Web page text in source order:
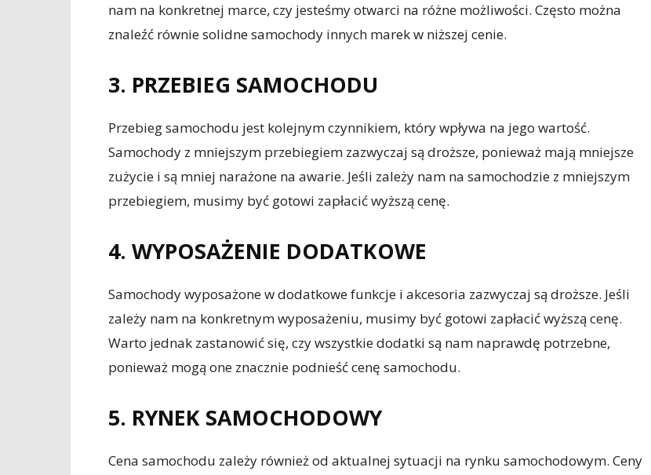
nam na konkretnej marce, czy jesteśmy otwarci na różne możliwości. Często można
znaleźć równie solidne samochody innych marek w niższej cenie.
3. PRZEBIEG SAMOCHODU
Przebieg samochodu jest kolejnym czynnikiem, który wpływa na jego wartość.
Samochody z mniejszym przebiegiem zazwyczaj są droższe, ponieważ mają mniejsze
zużycie i są mniej narażone na awarie. Jeśli zależy nam na samochodzie z mniejszym
przebiegiem, musimy być gotowi zapłacić wyższą cenę.
4. WYPOSAŻENIE DODATKOWE
Samochody wyposażone w dodatkowe funkcje i akcesoria zazwyczaj są droższe. Jeśli
zależy nam na konkretnym wyposażeniu, musimy być gotowi zapłacić wyższą cenę.
Warto jednak zastanowić się, czy wszystkie dodatki są nam naprawdę potrzebne,
ponieważ mogą one znacznie podnieść cenę samochodu.
5. RYNEK SAMOCHODOWY
Cena samochodu zależy również od aktualnej sytuacji na rynku samochodowym. Ceny